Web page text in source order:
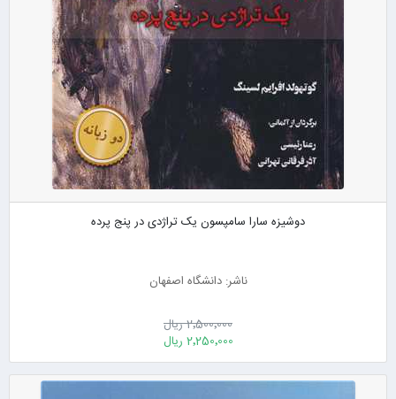
دوشیزه سارا سامپسون یک تراژدی در پنج پرده
ناشر: دانشگاه اصفهان
2٬500٬000 ریال
2٬250٬000 ریال